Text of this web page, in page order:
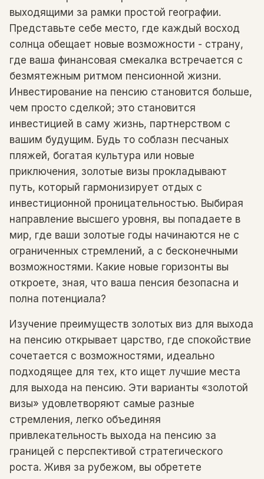
выходящими за рамки простой географии.
Представьте себе место, где каждый восход
солнца обещает новые возможности - страну,
где ваша финансовая смекалка встречается с
безмятежным ритмом пенсионной жизни.
Инвестирование на пенсию становится больше,
чем просто сделкой; это становится
инвестицией в саму жизнь, партнерством с
вашим будущим. Будь то соблазн песчаных
пляжей, богатая культура или новые
приключения, золотые визы прокладывают
путь, который гармонизирует отдых с
инвестиционной проницательностью. Выбирая
направление высшего уровня, вы попадаете в
мир, где ваши золотые годы начинаются не с
ограниченных стремлений, а с бесконечными
возможностями. Какие новые горизонты вы
откроете, зная, что ваша пенсия безопасна и
полна потенциала?
Изучение преимуществ золотых виз для выхода
на пенсию открывает царство, где спокойствие
сочетается с возможностями, идеально
подходящее для тех, кто ищет лучшие места
для выхода на пенсию. Эти варианты «золотой
визы» удовлетворяют самые разные
стремления, легко объединяя
привлекательность выхода на пенсию за
границей с перспективой стратегического
роста. Живя за рубежом, вы обретете